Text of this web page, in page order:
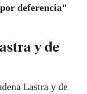
deferencia"
y de
Lastra y de